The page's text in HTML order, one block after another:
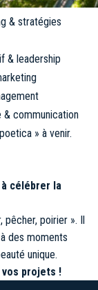
& stratégies
leadership
communication
» à venir.
célébrer la
pêcher, poirier ». Il
des moments
unique.
projets !